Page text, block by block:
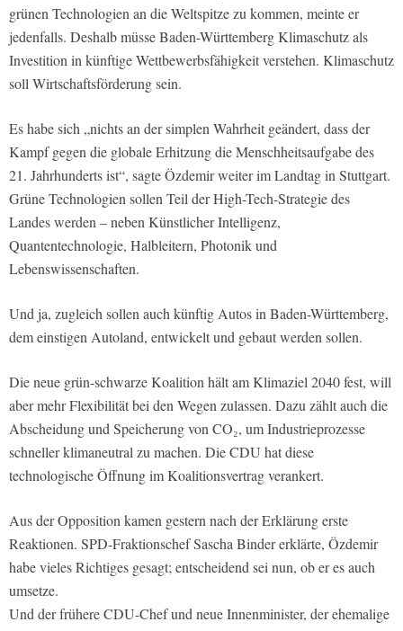
grünen Technologien an die Weltspitze zu kommen, meinte er
jedenfalls. Deshalb müsse Baden-Württemberg Klimaschutz als
Investition in künftige Wettbewerbsfähigkeit verstehen. Klimaschutz
soll Wirtschaftsförderung sein.
Es habe sich „nichts an der simplen Wahrheit geändert, dass der
Kampf gegen die globale Erhitzung die Menschheitsaufgabe des
21. Jahrhunderts ist“, sagte Özdemir weiter im Landtag in Stuttgart.
Grüne Technologien sollen Teil der High-Tech-Strategie des
Landes werden – neben Künstlicher Intelligenz,
Quantentechnologie, Halbleitern, Photonik und
Lebenswissenschaften.
Und ja, zugleich sollen auch künftig Autos in Baden-Württemberg,
dem einstigen Autoland, entwickelt und gebaut werden sollen.
Die neue grün-schwarze Koalition hält am Klimaziel 2040 fest, will
aber mehr Flexibilität bei den Wegen zulassen. Dazu zählt auch die
Abscheidung und Speicherung von CO₂, um Industrieprozesse
schneller klimaneutral zu machen. Die CDU hat diese
technologische Öffnung im Koalitionsvertrag verankert.
Aus der Opposition kamen gestern nach der Erklärung erste
Reaktionen. SPD-Fraktionschef Sascha Binder erklärte, Özdemir
habe vieles Richtiges gesagt; entscheidend sei nun, ob er es auch
umsetze.
Und der frühere CDU-Chef und neue Innenminister, der ehemalige